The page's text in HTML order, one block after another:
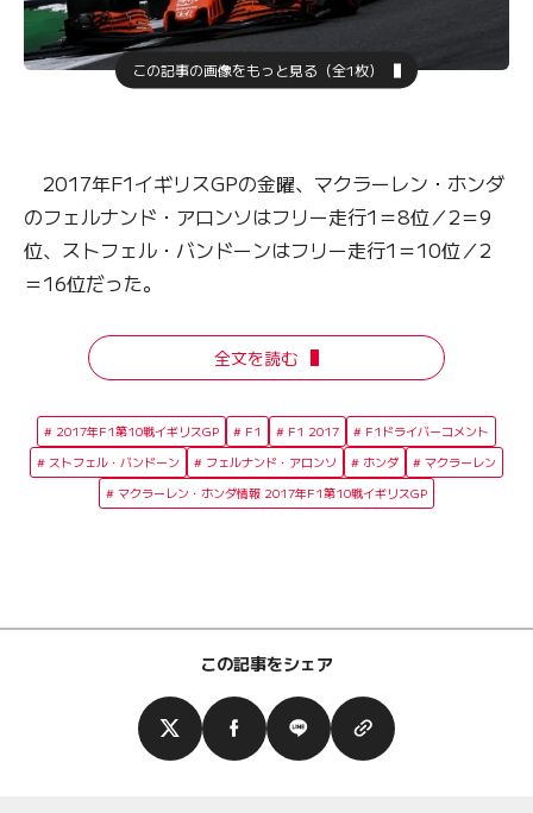
この記事の画像をもっと見る（全1枚）
2017年F1イギリスGPの金曜、マクラーレン・ホンダ
のフェルナンド・アロンソはフリー走行1＝8位／2＝9
位、ストフェル・バンドーンはフリー走行1＝10位／2
＝16位だった。
全文を読む
2017年F1第10戦イギリスGP F1 F1 2017
F1ドライバーコメント
ストフェル・バンドーン
フェルナンド・アロンソ ホンダ
マクラーレン
マクラーレン・ホンダ情報 2017年F1第10戦イギリスGP
この記事をシェア